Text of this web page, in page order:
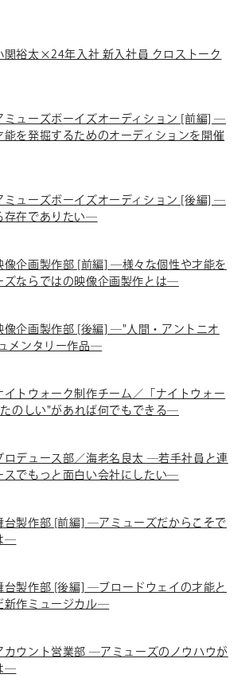
関裕太×24年入社 新入社員 クロストーク
ミューズボーイズオーディション [前編] ―
能を発掘するためのオーディションを開催
ミューズボーイズオーディション [後編] ―
存在でありたい―
像企画製作部 [前編] ―様々な個性や才能を
ズならではの映像企画製作とは―
像企画製作部 [後編] ―"人間・アントニオ
メンタリー作品―
イトウォーク制作チーム／「ナイトウォー
のしい"があれば何でもできる―
ロデュース部／海老名良太 ―若手社員と連
スでもっと面白い会社にしたい―
台製作部 [前編] ―アミューズだからこそで
―
台製作部 [後編] ―ブロードウェイの才能と
新作ミュージカル―
カウント営業部 ―アミューズのノウハウが
―